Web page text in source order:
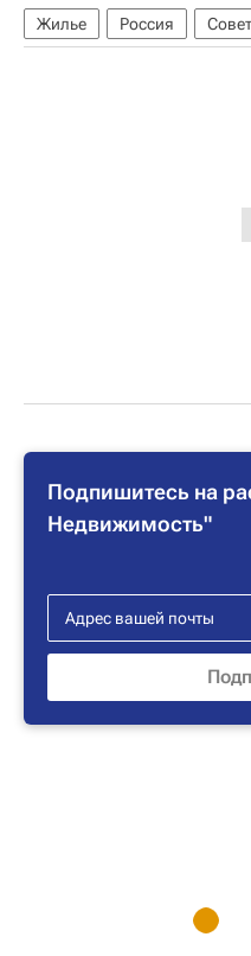
Жилье Россия
Подпишитесь на
Недвижимость"